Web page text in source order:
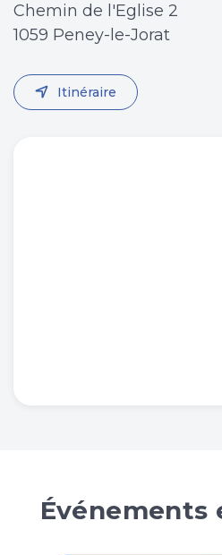
Chemin de l'Eglise 2
1059 Peney-le-Jorat
Itinéraire
Événements